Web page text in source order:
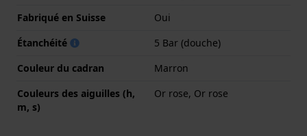
Fabriqué en Suisse
Oui
Étanchéité
5 Bar (douche)
Couleur du cadran
Marron
Couleurs des aiguilles (h,
m, s)
Or rose, Or rose